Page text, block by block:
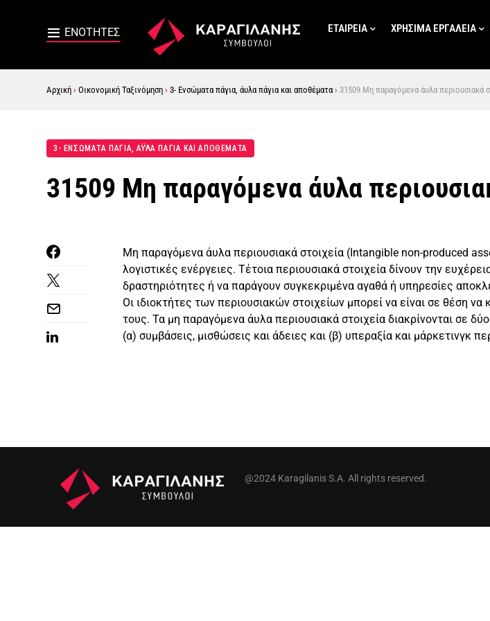
ΕΤΑΙΡΕΊΑ ΧΡΗΣΙΜΑ ΕΡΓΑΛΕΙΑ
Αρχική › Οικονομική Ταξινόμηση › 3- Ενσώματα πάγια, άυλα πάγια και αποθέματα › 31509 Μη παραγόμενα άυλα περιουσιακά
3- ΕΝΣΏΜΑΤΑ ΠΆΓΙΑ, ΆΥΛΑ ΠΆΓΙΑ ΚΑΙ ΑΠΟΘΈΜΑΤΑ
31509 Μη παραγόμενα άυλα
Μη παραγόμενα άυλα περιουσιακά στοιχεία (Intangible non-produced
λογιστικές ενέργειες. Τέτοια περιουσιακά στοιχεία δίνουν την
δραστηριότητες ή να παράγουν συγκεκριμένα αγαθά ή υπηρεσίες
Οι ιδιοκτήτες των περιουσιακών στοιχείων μπορεί να είναι σε θέση
τους. Τα μη παραγόμενα άυλα περιουσιακά στοιχεία διακρίνονται σε
(α) συμβάσεις, μισθώσεις και άδειες και (β) υπεραξία και μάρκετινγκ
@2024 Karagilanis S.A. All rights reserved.